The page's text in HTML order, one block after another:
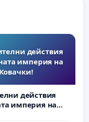
действия
империя на
действия
империя на